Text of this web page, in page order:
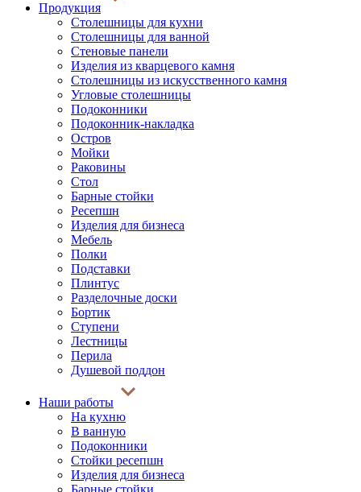
Продукция
Столешницы для кухни
Столешницы для ванной
Стеновые панели
Изделия из кварцевого камня
Столешницы из искусственного камня
Угловые столешницы
Подоконники
Подоконник-накладка
Остров
Мойки
Раковины
Стол
Барные стойки
Ресепшн
Изделия для бизнеса
Мебель
Полки
Подставки
Плинтус
Разделочные доски
Бортик
Ступени
Лестницы
Перила
Душевой поддон
Наши работы
На кухню
В ванную
Подоконники
Стойки ресепшн
Изделия для бизнеса
Барные стойки